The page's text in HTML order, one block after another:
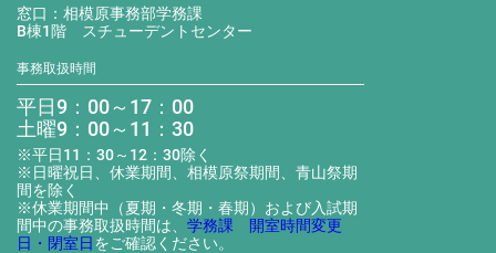
窓口：相模原事務部学務課
B棟1階 スチューデントセンター
事務取扱時間
平日9：00～17：00
土曜9：00～11：30
※平日11：30～12：30除く
※日曜祝日、休業期間、相模原祭期間、青山祭期
間を除く
※休業期間中（夏期・冬期・春期）および入試期
間中の事務取扱時間は、 学務課 開室時間変更
日・閉室日をご確認ください。